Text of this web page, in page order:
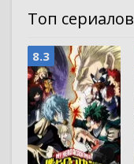
Топ сериалов
8.3